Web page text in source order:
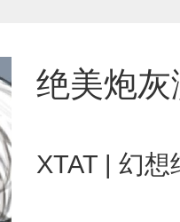
绝美炮
XTAT | 幻